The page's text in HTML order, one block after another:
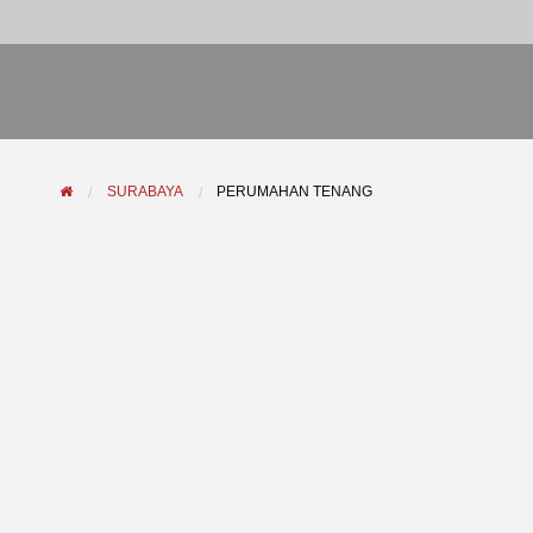
SURABAYA PERUMAHAN TENANG